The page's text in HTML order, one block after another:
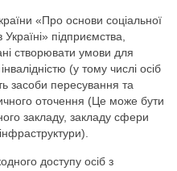
«Про основи соціальної
Україні» підприємства,
створювати умови для
(у тому числі осіб
засоби пересування та
оточення (Це може бути
закладу, закладу сфери
доступу осіб з